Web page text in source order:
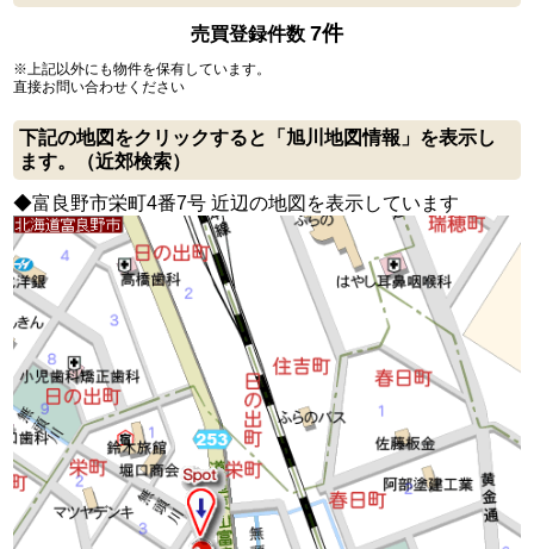
売買登録件数 7件
※上記以外にも物件を保有しています。
直接お問い合わせください
下記の地図をクリックすると「旭川地図情報」を表示し
ます。（近郊検索）
◆富良野市栄町4番7号 近辺の地図を表示しています